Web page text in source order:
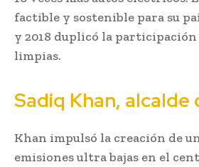
factible y sostenible para su
y 2018 duplicó la participación
limpias.
Sadiq Khan, alcalde
Khan impulsó la creación de
emisiones ultra bajas en el